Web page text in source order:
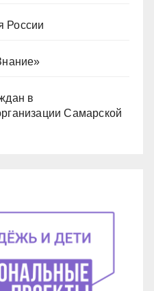
России
в
Самарской